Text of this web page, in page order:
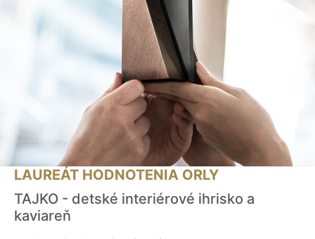
LAUREÁT HODNOTENIA ORLY
TAJKO - detské interiérové ihrisko a
kaviareň